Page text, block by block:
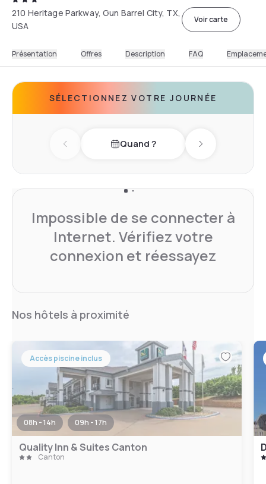
210 Heritage Parkway, Gun Barrel City, TX,
USA
Voir carte
Présentation Offres Description FAQ
SÉLECTIONNEZ VOTRE JOURNÉE
Previous dayQuand ? Next day
Impossible de se connecter à
Internet. Vérifiez votre
connexion et réessayez
Nos hôtels à proximité
Accès piscine inclus
08h - 14h 09h - 17h
Quality Inn & Suites Canton
Canton